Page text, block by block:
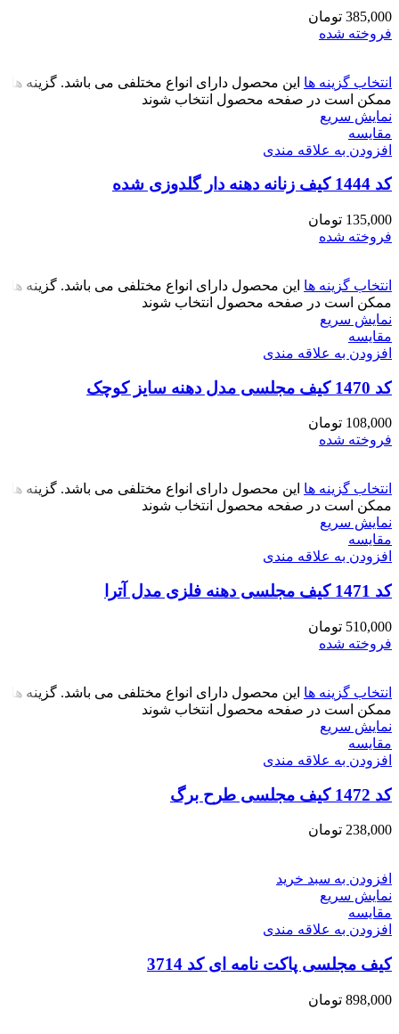
385,000 تومان
فروخته شده
انتخاب گزینه ها این محصول دارای انواع مختلفی می باشد. گزینه ها
ممکن است در صفحه محصول انتخاب شوند
نمایش سریع
مقايسه
افزودن به علاقه مندی
کد 1444 کیف زنانه دهنه دار گلدوزی شده
135,000 تومان
فروخته شده
انتخاب گزینه ها این محصول دارای انواع مختلفی می باشد. گزینه ها
ممکن است در صفحه محصول انتخاب شوند
نمایش سریع
مقايسه
افزودن به علاقه مندی
کد 1470 کیف مجلسی مدل دهنه سایز کوچک
108,000 تومان
فروخته شده
انتخاب گزینه ها این محصول دارای انواع مختلفی می باشد. گزینه ها
ممکن است در صفحه محصول انتخاب شوند
نمایش سریع
مقايسه
افزودن به علاقه مندی
کد 1471 کیف مجلسی دهنه فلزی مدل آترا
510,000 تومان
فروخته شده
انتخاب گزینه ها این محصول دارای انواع مختلفی می باشد. گزینه ها
ممکن است در صفحه محصول انتخاب شوند
نمایش سریع
مقايسه
افزودن به علاقه مندی
کد 1472 کیف مجلسی طرح برگ
238,000 تومان
افزودن به سبد خرید
نمایش سریع
مقايسه
افزودن به علاقه مندی
کیف مجلسی پاکت نامه ای کد 3714
898,000 تومان